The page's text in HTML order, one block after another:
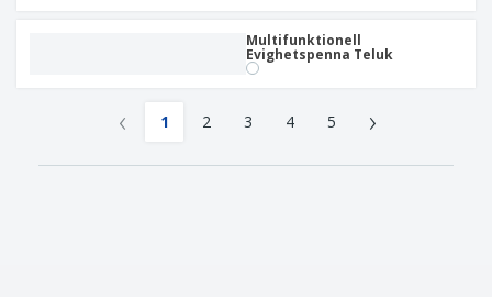
Multifunktionell
Evighetspenna Teluk
‹ 1 2 3 4 5 ›